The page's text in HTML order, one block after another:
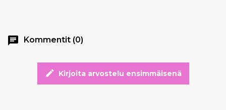
chat Kommentit (0)
edit Kirjoita arvostelu ensimmäisenä